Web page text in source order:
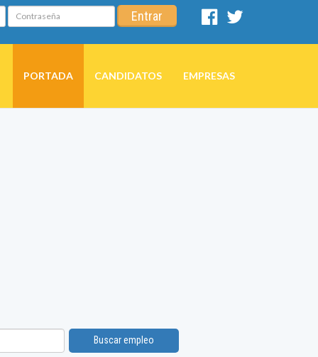
Contraseña Entrar
Facebook
PORTADA CANDIDATOS EMPRESAS
Buscar empleo